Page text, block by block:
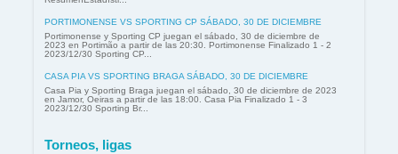
PORTIMONENSE VS SPORTING CP SÁBADO, 30 DE DICIEMBRE
Portimonense y Sporting CP juegan el sábado, 30 de diciembre de
2023 en Portimão a partir de las 20:30. Portimonense Finalizado 1 - 2
2023/12/30 Sporting CP...
CASA PIA VS SPORTING BRAGA SÁBADO, 30 DE DICIEMBRE
Casa Pia y Sporting Braga juegan el sábado, 30 de diciembre de 2023
en Jamor, Oeiras a partir de las 18:00. Casa Pia Finalizado 1 - 3
2023/12/30 Sporting Br...
Torneos, ligas